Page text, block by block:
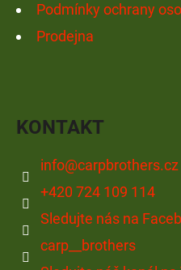
Podmínky ochrany
Prodejna
KONTAKT
info@carpbrothers.cz
+420 724 109 114
Sledujte nás na
carp__brothers